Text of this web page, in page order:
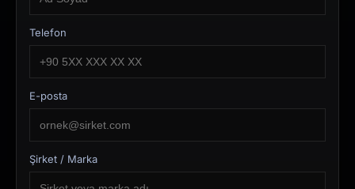
Telefon
E-posta
Şirket / Marka